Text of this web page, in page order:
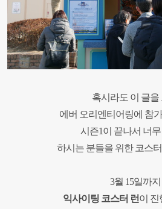
혹시라도 이 글을
에버 오리엔티어링에 참
시즌1이 끝나서 너
하시는 분들을 위한 코스
3월 15일까지
익사이팅 코스터 런이 진